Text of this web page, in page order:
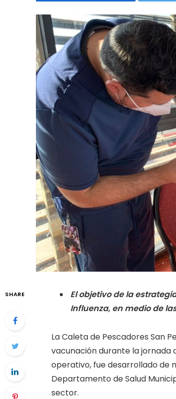
SHARE
El objetivo de la
Influenza, en medio de
La Caleta de Pescadores San
vacunación durante la jornada
operativo, fue desarrollado de
Departamento de Salud
sector.